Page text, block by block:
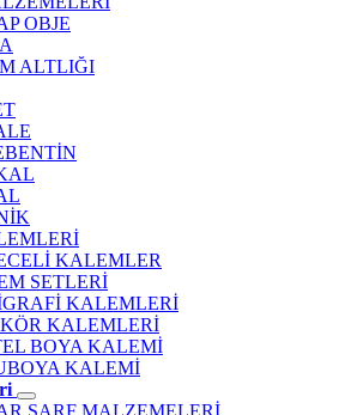
OBJE
ALTLIĞI
KALEMLER
SETLERİ
KALEMLERİ
KALEMLERİ
BOYA KALEMİ
KALEMİ
SARF MALZEMELERİ